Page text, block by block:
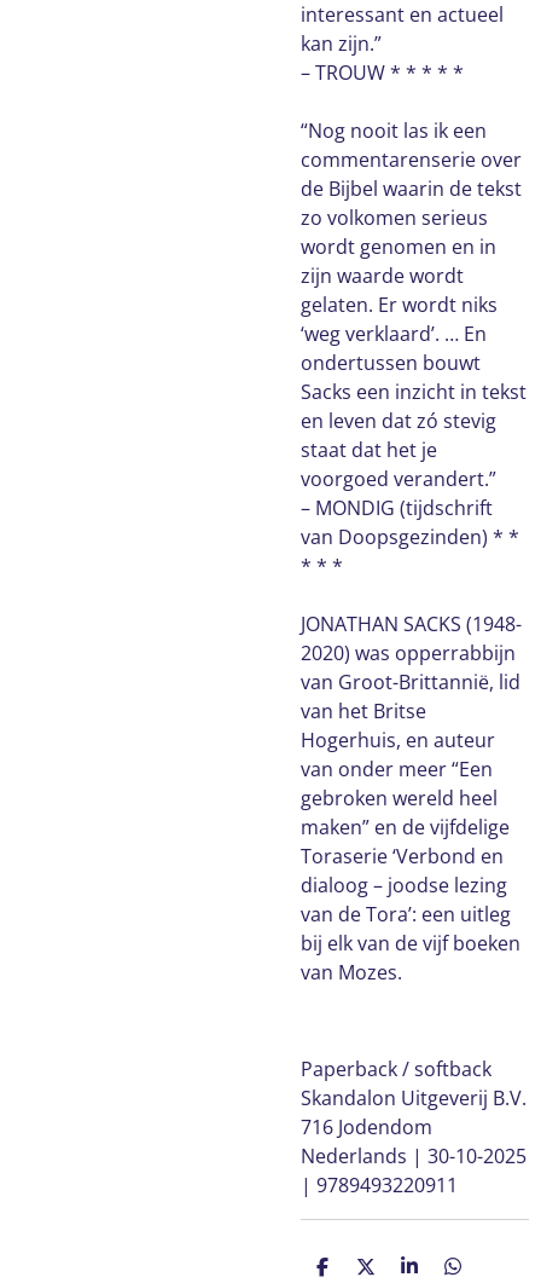
interessant en actueel
kan zijn.”
– TROUW * * * * *
“Nog nooit las ik een
commentarenserie over
de Bijbel waarin de tekst
zo volkomen serieus
wordt genomen en in
zijn waarde wordt
gelaten. Er wordt niks
‘weg verklaard’. … En
ondertussen bouwt
Sacks een inzicht in tekst
en leven dat zó stevig
staat dat het je
voorgoed verandert.”
– MONDIG (tijdschrift
van Doopsgezinden) * *
* * *
JONATHAN SACKS (1948-
2020) was opperrabbijn
van Groot-Brittannië, lid
van het Britse
Hogerhuis, en auteur
van onder meer “Een
gebroken wereld heel
maken” en de vijfdelige
Toraserie ‘Verbond en
dialoog – joodse lezing
van de Tora’: een uitleg
bij elk van de vijf boeken
van Mozes.
Paperback / softback
Skandalon Uitgeverij B.V.
716 Jodendom
Nederlands | 30-10-2025
| 9789493220911
D
D
S
D